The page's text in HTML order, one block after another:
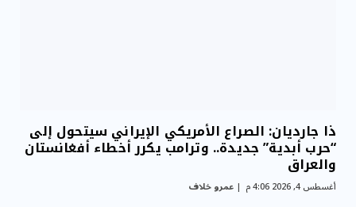
ذا جارديان: الصراع الأمريكي الإيراني سيتحول إلى
“حرب أبدية” جديدة.. وترامب يكرر أخطاء أفغانستان
والعراق
أغسطس 4, 2026 4:06 م عمرو خلاف